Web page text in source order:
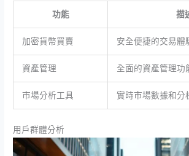
功能 描
加密貨幣買賣 安全便捷的交易體
資產管理 全面的資產管理功
市場分析工具 實時市場數據和分
用戶群體分析